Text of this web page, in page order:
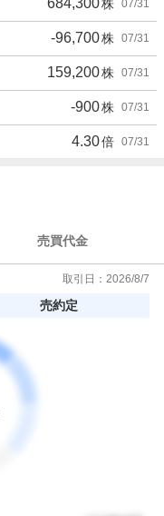
株 07/31
-96,700株 07/31
159,200株 07/31
-900株 07/31
4.30倍 07/31
売買代金
取引日： 2026/8/7
売約定